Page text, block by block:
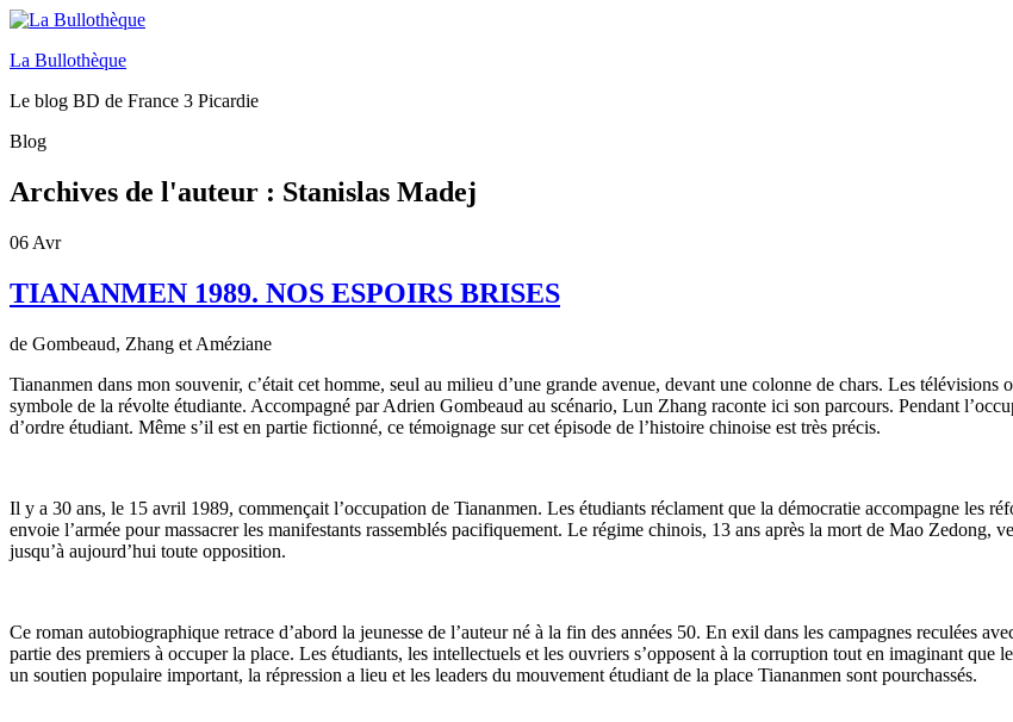
La Bullothèque
Le blog BD de France 3 Picardie
Blog
Archives de l'auteur : Stanislas Madej
06 Avr
TIANANMEN 1989. NOS ESPOIRS BRISES
de Gombeaud, Zhang et Améziane
Tiananmen dans mon souvenir, c’était cet homme, seul au milieu d’une grande avenue, devant une colonne de chars. Les
symbole de la révolte étudiante. Accompagné par Adrien Gombeaud au scénario, Lun Zhang raconte ici son parcours. Pendant
d’ordre étudiant. Même s’il est en partie fictionné, ce témoignage sur cet épisode de l’histoire chinoise est très précis.
Il y a 30 ans, le 15 avril 1989, commençait l’occupation de Tiananmen. Les étudiants réclament que la démocratie accompagne les
envoie l’armée pour massacrer les manifestants rassemblés pacifiquement. Le régime chinois, 13 ans après la mort de Mao
jusqu’à aujourd’hui toute opposition.
Ce roman autobiographique retrace d’abord la jeunesse de l’auteur né à la fin des années 50. En exil dans les campagnes reculées
partie des premiers à occuper la place. Les étudiants, les intellectuels et les ouvriers s’opposent à la corruption tout en imaginant que
un soutien populaire important, la répression a lieu et les leaders du mouvement étudiant de la place Tiananmen sont pourchassés.